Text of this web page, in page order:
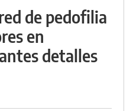
de pedofilia
en
detalles